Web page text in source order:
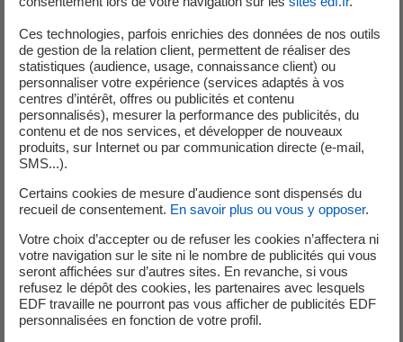
Evénements significatifs de sûreté (ESS) déclarés aux
niveau 0 et 1 de l’échelle INES durant la période de
préparation de la divergence et d’essais physiques sur les
matériels liés au démarrage.
Ces événements constituent des anomalies sans impact
réel sur la sûreté des installations. Ils concernent le non-
respect d’une prescription ou d’une spécification précisée
dans les règles générales d’exploitation.
Evénement significatif de sûreté (ESS) déclarés au
niveau 0 de l’échelle INES
05/11/2024 - Déclaration d’un événement significatif
sûreté (ESS) en raison de l’indisponibilité d’un diesel
pendant 14 minutes.
Le 29 octobre, des intervenants devaient contrôler
Ces technologies, parfois enrichies des données de nos outils
de gestion de la relation client, permettent de réaliser des
statistiques (audience, usage, connaissance client) ou
personnaliser votre expérience (services adaptés à vos
centres d’intérêt, offres ou publicités et contenu
personnalisés), mesurer la performance des publicités, du
contenu et de nos services, et développer de nouveaux
produits, sur Internet ou par communication directe (e-mail,
SMS...).
Certains cookies de mesure d'audience sont dispensés du
recueil de consentement. En savoir plus ou vous y opposer.
Votre choix d’accepter ou de refuser les cookies n’affectera ni
votre navigation sur le site ni le nombre de publicités qui vous
seront affichées sur d’autres sites. En revanche, si vous
refusez le dépôt des cookies, les partenaires avec lesquels
EDF travaille ne pourront pas vous afficher de publicités EDF
personnalisées en fonction de votre profil.